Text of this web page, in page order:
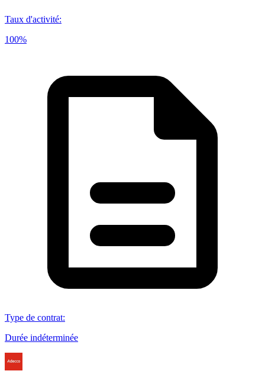
Taux d'activité:
100%
Type de contrat:
Durée indéterminée